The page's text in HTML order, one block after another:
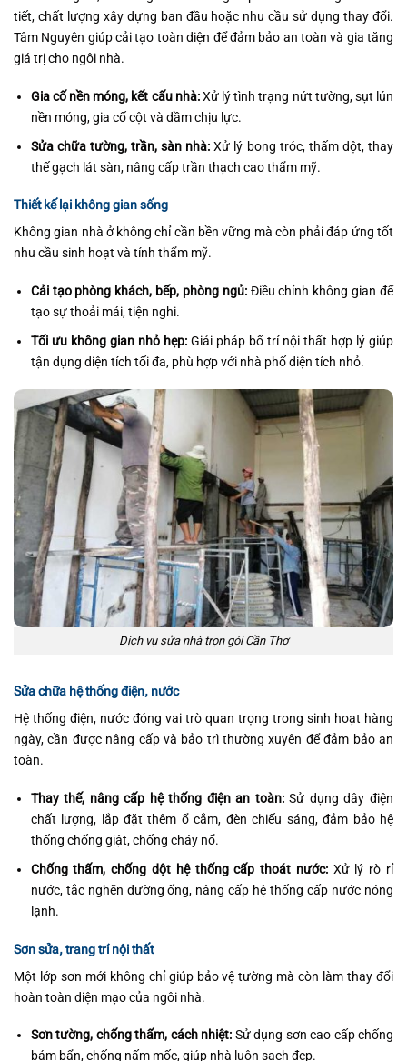
tiết, chất lượng xây dựng ban đầu hoặc nhu cầu sử dụng thay đổi.
Tâm Nguyên giúp cải tạo toàn diện để đảm bảo an toàn và gia tăng
giá trị cho ngôi nhà.
Gia cố nền móng, kết cấu nhà:Xử lý tình trạng nứt tường, sụt lún
nền móng, gia cố cột và dầm chịu lực.
Sửa chữa tường, trần, sàn nhà: Xử lý bong tróc, thấm dột, thay
thế gạch lát sàn, nâng cấp trần thạch cao thẩm mỹ.
Thiết kế lại không gian sống
Không gian nhà ở không chỉ cần bền vững mà còn phải đáp ứng tốt
nhu cầu sinh hoạt và tính thẩm mỹ.
Cải tạo phòng khách, bếp, phòng ngủ:Điều chỉnh không gian để
tạo sự thoải mái, tiện nghi.
Tối ưu không gian nhỏ hẹp:Giải pháp bố trí nội thất hợp lý giúp
tận dụng diện tích tối đa, phù hợp với nhà phố diện tích nhỏ.
Dịch vụ sửa nhà trọn gói Cần Thơ
Sửa chữa hệ thống điện, nước
Hệ thống điện, nước đóng vai trò quan trọng trong sinh hoạt hàng
ngày, cần được nâng cấp và bảo trì thường xuyên để đảm bảo an
toàn.
Thay thế, nâng cấp hệ thống điện an toàn:Sử dụng dây điện
chất lượng, lắp đặt thêm ổ cắm, đèn chiếu sáng, đảm bảo hệ
thống chống giật, chống cháy nổ.
Chống thấm, chống dột hệ thống cấp thoát nước:Xử lý rò rỉ
nước, tắc nghẽn đường ống, nâng cấp hệ thống cấp nước nóng
lạnh.
Sơn sửa, trang trí nội thất
Một lớp sơn mới không chỉ giúp bảo vệ tường mà còn làm thay đổi
hoàn toàn diện mạo của ngôi nhà.
Sơn tường, chống thấm, cách nhiệt: Sử dụng sơn cao cấp chống
bám bẩn, chống nấm mốc, giúp nhà luôn sạch đẹp.